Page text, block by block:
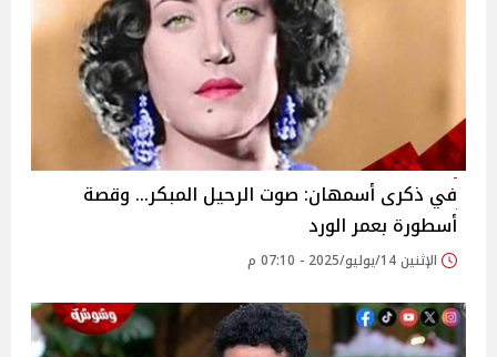
في ذكرى أسمهان: صوت الرحيل المبكر… وقصة
أسطورة بعمر الورد
الإثنين 14/يوليو/2025 - 07:10 م